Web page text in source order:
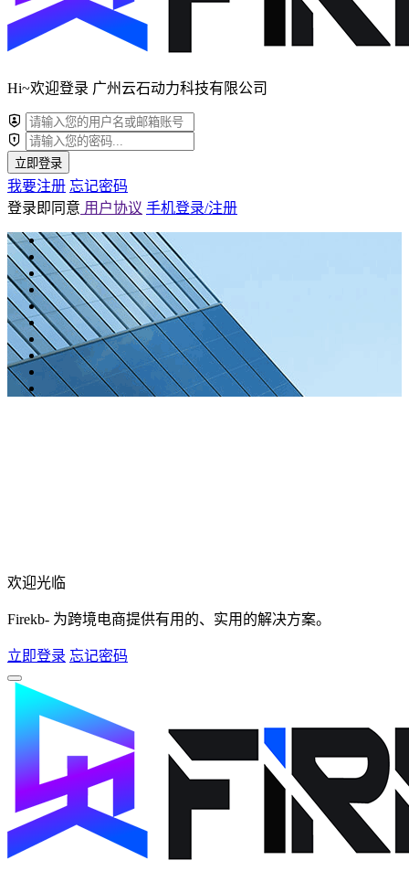
Hi~欢迎登录 广州云石动力科技有限公司
立即登录
我要注册 忘记密码
登录即同意 用户协议 手机登录/注册
欢迎光临
Firekb- 为跨境电商提供有用的、实用的解决方案。
立即登录 忘记密码